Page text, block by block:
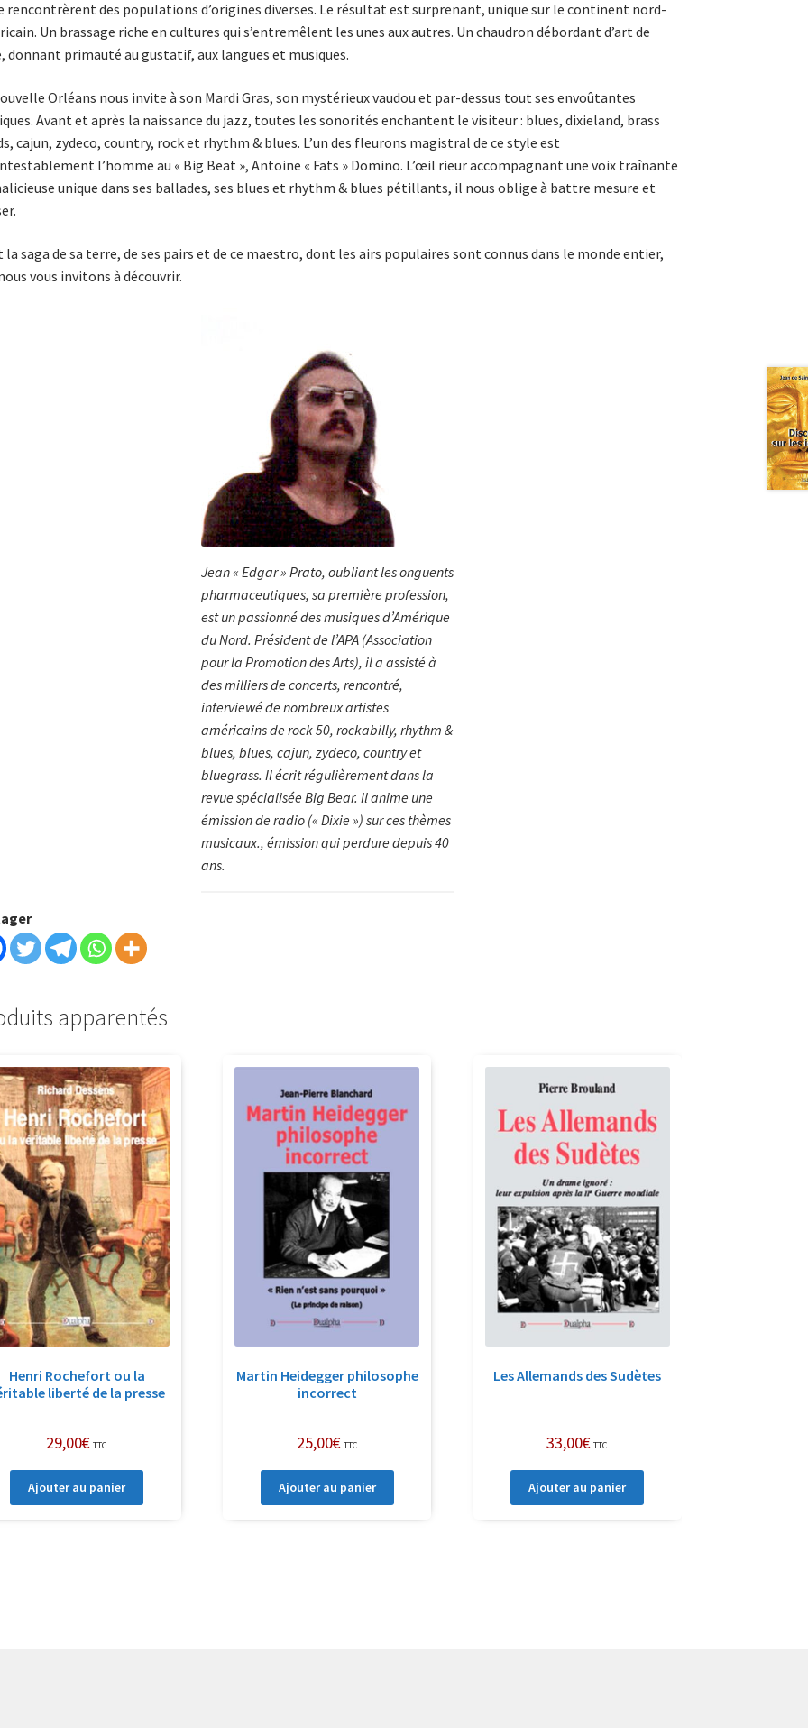
rencontrèrent des populations d’origines diverses. Le résultat est surprenant, unique sur le continent nord-
Un brassage riche en cultures qui s’entremêlent les unes aux autres. Un chaudron débordant d’art de
donnant primauté au gustatif, aux langues et musiques.
Orléans nous invite à son Mardi Gras, son mystérieux vaudou et par-dessus tout ses envoûtantes
Avant et après la naissance du jazz, toutes les sonorités enchantent le visiteur : blues, dixieland, brass
cajun, zydeco, country, rock et rhythm & blues. L’un des fleurons magistral de ce style est
l’homme au « Big Beat », Antoine « Fats » Domino. L’œil rieur accompagnant une voix traînante
unique dans ses ballades, ses blues et rhythm & blues pétillants, il nous oblige à battre mesure et
la saga de sa terre, de ses pairs et de ce maestro, dont les airs populaires sont connus dans le monde entier,
vous invitons à découvrir.
Jean « Edgar » Prato, oubliant les onguents
pharmaceutiques, sa première profession,
est un passionné des musiques d’Amérique
du Nord. Président de l’APA (Association
pour la Promotion des Arts), il a assisté à
des milliers de concerts, rencontré,
interviewé de nombreux artistes
américains de rock 50, rockabilly, rhythm &
blues, blues, cajun, zydeco, country et
bluegrass. Il écrit régulièrement dans la
revue spécialisée Big Bear. Il anime une
émission de radio (« Dixie ») sur ces thèmes
musicaux., émission qui perdure depuis 40
ans.
apparentés
Henri Rochefort ou la
liberté de la presse
29,00€ TTC
Ajouter au panier
Martin Heidegger philosophe
incorrect
25,00€ TTC
Ajouter au panier
Les Allemands des Sudètes
33,00€ TTC
Ajouter au panier